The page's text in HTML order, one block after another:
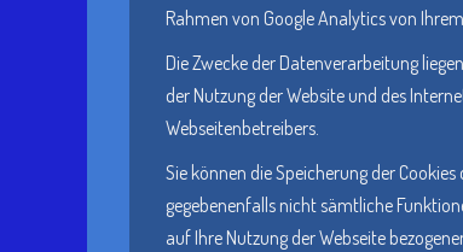
Rahmen von Google Analytics von
Die Zwecke der Datenverarbeitung
der Nutzung der Website und des
Webseitenbetreibers.
Sie können die Speicherung der
gegebenenfalls nicht sämtliche
auf Ihre Nutzung der Webseite